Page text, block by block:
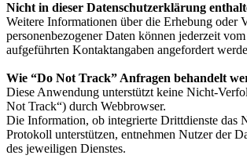
Nicht in dieser Datenschutzerklärung
Weitere Informationen über die Erhebung oder
personenbezogener Daten können jederzeit
aufgeführten Kontaktangaben angefordert
Wie “Do Not Track” Anfragen behandelt
Diese Anwendung unterstützt keine Nicht-
Not Track“) durch Webbrowser.
Die Information, ob integrierte Drittdienste das
Protokoll unterstützen, entnehmen Nutzer der
des jeweiligen Dienstes.